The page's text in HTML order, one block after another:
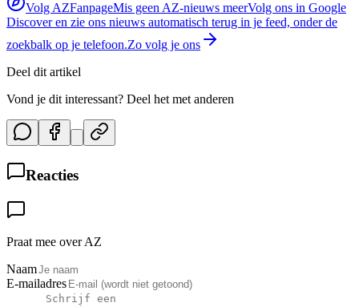
Volg AZFanpageMis geen AZ-nieuws meerVolg ons in Google
Discover en zie ons nieuws automatisch terug in je feed, onder de
zoekbalk op je telefoon.Zo volg je ons
Deel dit artikel
Vond je dit interessant? Deel het met anderen
Reacties
Praat mee over AZ
Naam
E-mailadres